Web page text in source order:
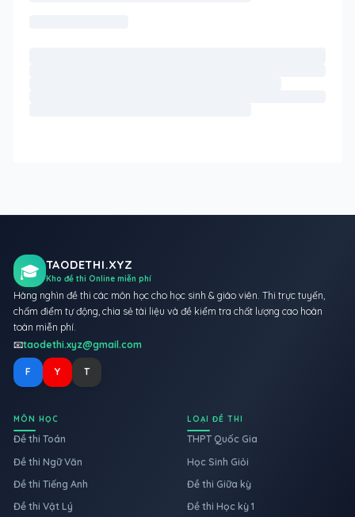
🎓 TAODETHI.XYZ
Kho đề thi Online miễn phí
Hàng nghìn đề thi các môn học cho học sinh & giáo viên. Thi trực tuyến,
chấm điểm tự động, chia sẻ tài liệu và đề kiểm tra chất lượng cao hoàn
toàn miễn phí.
📧taodethi.xyz@gmail.com
F Y T
MÔN HỌC
Đề thi Toán
Đề thi Ngữ Văn
Đề thi Tiếng Anh
Đề thi Vật Lý
LOẠI ĐỀ THI
THPT Quốc Gia
Học Sinh Giỏi
Đề thi Giữa kỳ
Đề thi Học kỳ 1